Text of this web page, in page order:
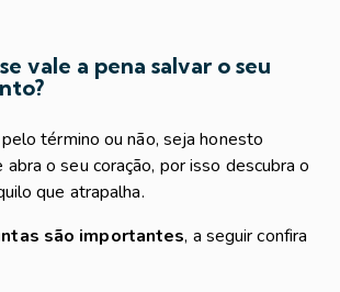
vale a pena salvar o seu
término ou não, seja honesto
o seu coração, por isso descubra o
que atrapalha.
são importantes, a seguir confira